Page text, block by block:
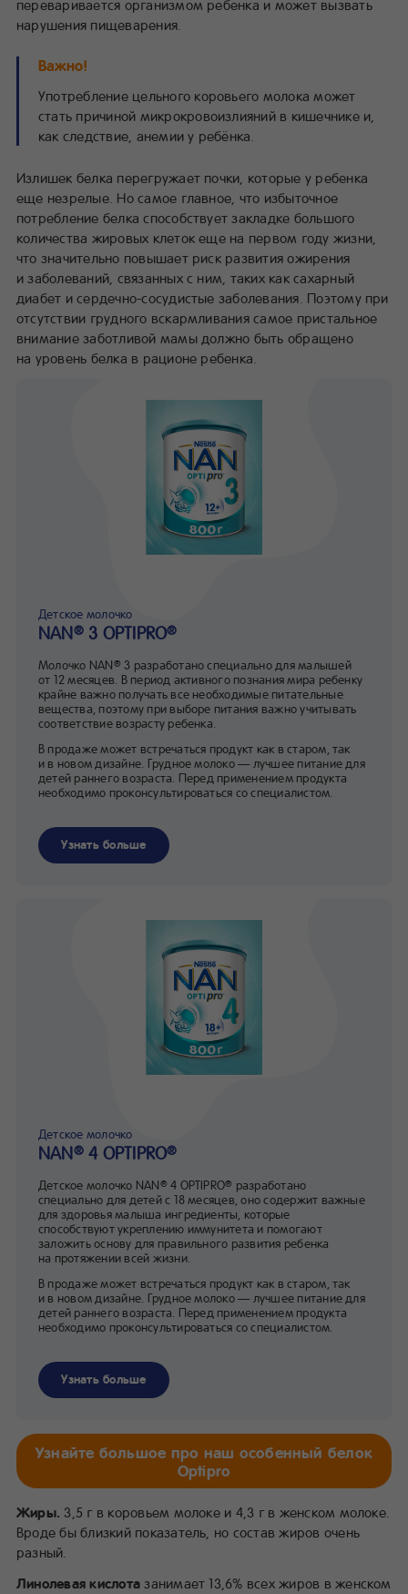
переваривается организмом ребенка и может вызвать
нарушения пищеварения.
Важно!
Употребление цельного коровьего молока может
стать причиной микрокровоизлияний в кишечнике и,
как следствие, анемии у ребёнка.
Излишек белка перегружает почки, которые у ребенка
еще незрелые. Но самое главное, что избыточное
потребление белка способствует закладке большого
количества жировых клеток еще на первом году жизни,
что значительно повышает риск развития ожирения
и заболеваний, связанных с ним, таких как сахарный
диабет и сердечно-сосудистые заболевания. Поэтому при
отсутствии грудного вскармливания самое пристальное
внимание заботливой мамы должно быть обращено
на уровень белка в рационе ребенка.
Детское молочко
NAN®3 OPTIPRO®
Молочко NAN® 3 разработано специально для малышей
от 12 месяцев. В период активного познания мира ребенку
крайне важно получать все необходимые питательные
вещества, поэтому при выборе питания важно учитывать
соответствие возрасту ребенка.
В продаже может встречаться продукт как в старом, так
и в новом дизайне. Грудное молоко — лучшее питание для
детей раннего возраста. Перед применением продукта
необходимо проконсультироваться со специалистом.
Узнать больше
Детское молочко
NAN®4 OPTIPRO®
Детское молочко NAN® 4 OPTIPRO® разработано
специально для детей с 18 месяцев, оно содержит важные
для здоровья малыша ингредиенты, которые
способствуют укреплению иммунитета и помогают
заложить основу для правильного развития ребенка
на протяжении всей жизни.
В продаже может встречаться продукт как в старом, так
и в новом дизайне. Грудное молоко — лучшее питание для
детей раннего возраста. Перед применением продукта
необходимо проконсультироваться со специалистом.
Узнать больше
Узнайте большое про наш особенный белок
Optipro
Жиры. 3,5 г в коровьем молоке и 4,3 г в женском молоке.
Вроде бы близкий показатель, но состав жиров очень
разный.
Линолевая кислота занимает 13,6% всех жиров в женском